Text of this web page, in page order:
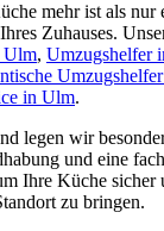
mehr ist als
Zuhauses.
Ulm, Umzugshelfer
in Ulm.
legen wir
und eine
Ihre Küche sicher
zu bringen.